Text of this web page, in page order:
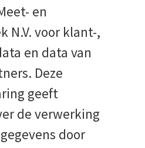
en
N.V. voor klant-,
en data van
Deze
geeft
de verwerking
door